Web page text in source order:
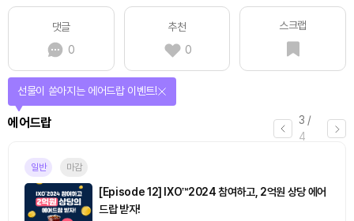
댓글
0
추천
0
스크랩
3 /
4
에어드랍
선물이 쏟아지는 에어드랍 이벤트!
일반 마감
[Episode 12] IXO™2024 참여하고, 2억원 상당 에어
드랍 받자!